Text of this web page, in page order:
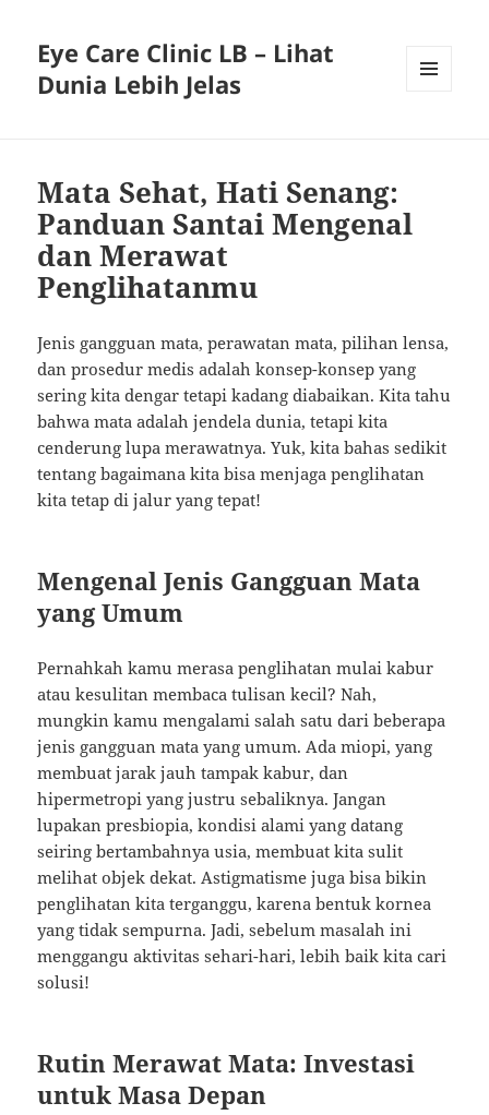
Eye Care Clinic LB – Lihat
Dunia Lebih Jelas
Mata Sehat, Hati Senang:
Panduan Santai Mengenal
dan Merawat
Penglihatanmu
Jenis gangguan mata, perawatan mata, pilihan lensa,
dan prosedur medis adalah konsep-konsep yang
sering kita dengar tetapi kadang diabaikan. Kita tahu
bahwa mata adalah jendela dunia, tetapi kita
cenderung lupa merawatnya. Yuk, kita bahas sedikit
tentang bagaimana kita bisa menjaga penglihatan
kita tetap di jalur yang tepat!
Mengenal Jenis Gangguan Mata
yang Umum
Pernahkah kamu merasa penglihatan mulai kabur
atau kesulitan membaca tulisan kecil? Nah,
mungkin kamu mengalami salah satu dari beberapa
jenis gangguan mata yang umum. Ada miopi, yang
membuat jarak jauh tampak kabur, dan
hipermetropi yang justru sebaliknya. Jangan
lupakan presbiopia, kondisi alami yang datang
seiring bertambahnya usia, membuat kita sulit
melihat objek dekat. Astigmatisme juga bisa bikin
penglihatan kita terganggu, karena bentuk kornea
yang tidak sempurna. Jadi, sebelum masalah ini
menggangu aktivitas sehari-hari, lebih baik kita cari
solusi!
Rutin Merawat Mata: Investasi
untuk Masa Depan